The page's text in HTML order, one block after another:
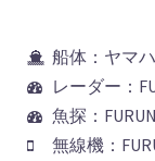
船体：ヤマハ
レーダー：
魚探：
無線機：